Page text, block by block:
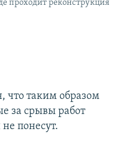
проходит реконструкция
что таким образом
за срывы работ
понесут.